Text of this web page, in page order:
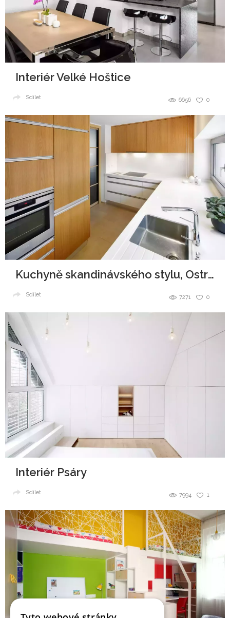
Interiér Velké Hoštice
0
6656
Sdílet
Kuchyně skandinávského stylu, Ostrava
0
7271
Sdílet
Interiér Psáry
1
7994
Sdílet